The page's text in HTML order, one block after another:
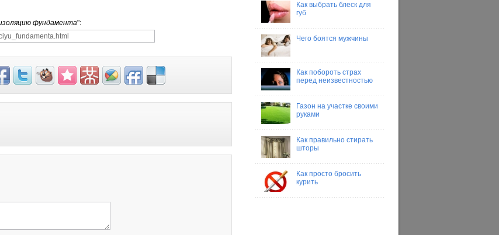
фундамента":
Как выбрать блеск для
губ
Чего боятся мужчины
Как побороть страх
перед неизвестностью
Газон на участке своими
руками
Как правильно стирать
шторы
Как просто бросить
курить